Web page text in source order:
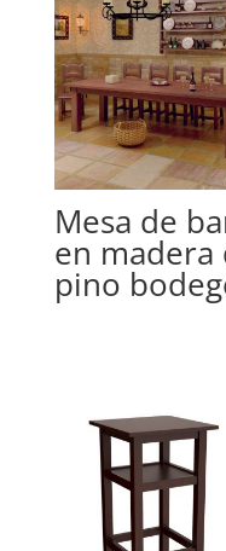
Mesa de
en madera
pino